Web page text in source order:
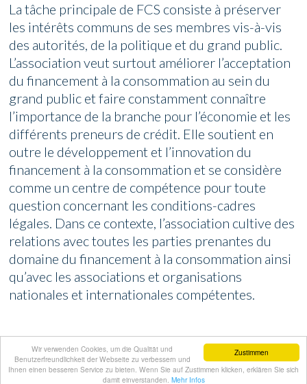
Zustimmen
Wir verwenden Cookies, um die Qualität und
Benutzerfreundlichkeit der Webseite zu verbessern und
Ihnen einen besseren Service zu bieten. Wenn Sie auf Zustimmen klicken, erklären Sie sich
damit einverstanden. Mehr Infos
La tâche principale de FCS consiste à préserver
les intérêts communs de ses membres vis-à-vis
des autorités, de la politique et du grand public.
L’association veut surtout améliorer l’acceptation
du financement à la consommation au sein du
grand public et faire constamment connaître
l’importance de la branche pour l’économie et les
différents preneurs de crédit. Elle soutient en
outre le développement et l’innovation du
financement à la consommation et se considère
comme un centre de compétence pour toute
question concernant les conditions-cadres
légales. Dans ce contexte, l’association cultive des
relations avec toutes les parties prenantes du
domaine du financement à la consommation ainsi
qu’avec les associations et organisations
nationales et internationales compétentes.
Administration|Web design Impressum
Déclaration de protection|Plan du site